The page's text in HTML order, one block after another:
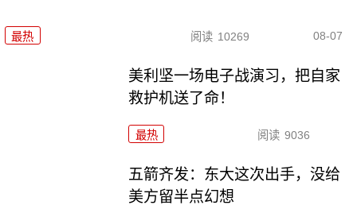
最热 阅读 10269 08-07
美利坚一场电子战演习，把自家
救护机送了命！
最热 阅读 9036
五箭齐发：东大这次出手，没给
美方留半点幻想